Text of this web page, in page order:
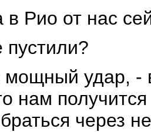
Рио от нас
мощный удар, -
нам
через